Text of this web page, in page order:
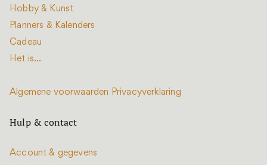
Hobby & Kunst
Planners & Kalenders
Cadeau
Het is...
Algemene voorwaarden Privacyverklaring
Hulp & contact
Account & gegevens